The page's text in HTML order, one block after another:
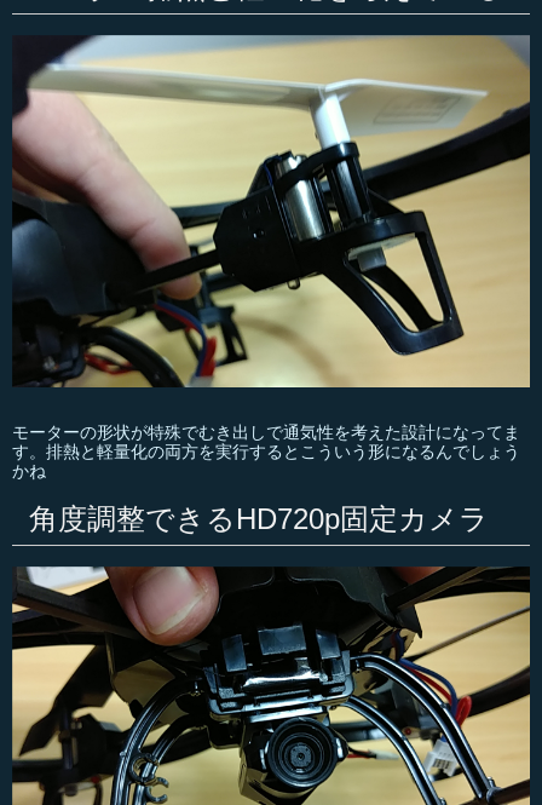
モーターの形状が特殊でむき出しで通気性を考えた設計になってま
す。排熱と軽量化の両方を実行するとこういう形になるんでしょう
かね
角度調整できるHD720p固定カメラ